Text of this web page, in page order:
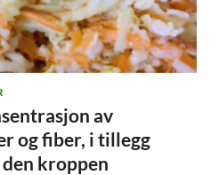
av
og fiber, i tillegg
kroppen